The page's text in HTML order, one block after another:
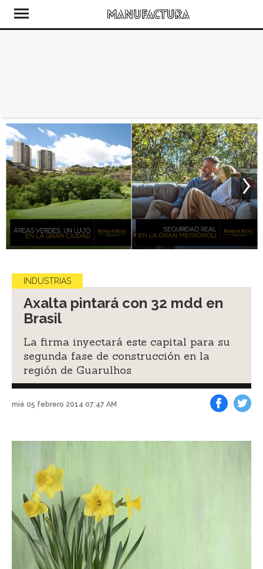
INDUSTRIAS
Axalta pintará con 32 mdd en
Brasil
La firma inyectará este capital para su
segunda fase de construcción en la
región de Guarulhos
mié 05 febrero 2014 07:47 AM